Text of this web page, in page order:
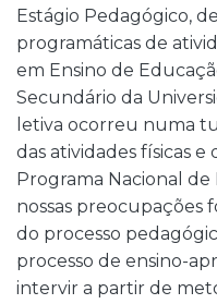
Estágio Pedagógico,
programáticas de
em Ensino de
Secundário da
letiva ocorreu numa
das atividades físicas
Programa Nacional de
nossas preocupações
do processo
processo de ensino-
intervir a partir de